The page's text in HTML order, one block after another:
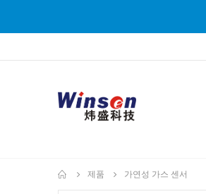
제품 가연성 가스 센서